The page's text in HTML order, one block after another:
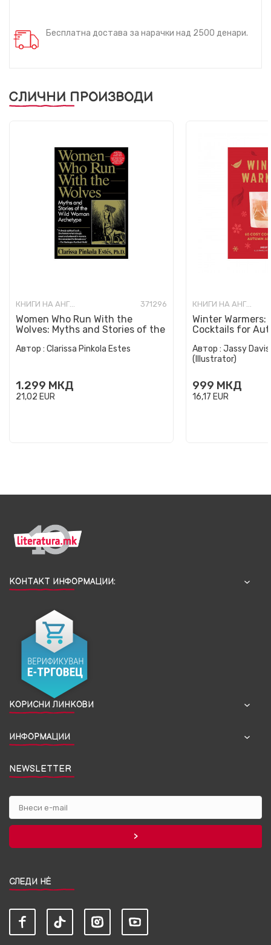
Бесплатна достава за нарачки над 2500 денари.
СЛИЧНИ ПРОИЗВОДИ
КНИГИ НА АНГЛИСКИ ЈАЗИК 371296
Women Who Run With the
Wolves: Myths and Stories of the
Автор : Clarissa Pinkola Estes
1.299 МКД
21,02 EUR
КНИГИ НА АНГЛИСКИ ЈАЗИК
Winter Warmers:
Cocktails for
Автор : Jassy
(Illustrator)
999 МКД
16,17 EUR
КОНТАКТ ИНФОРМАЦИИ:
КОРИСНИ ЛИНКОВИ
ИНФОРМАЦИИ
NEWSLETTER
СЛЕДИ НЀ